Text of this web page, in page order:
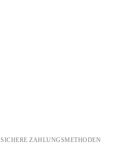
SICHERE ZAHLUNGSMETHODEN